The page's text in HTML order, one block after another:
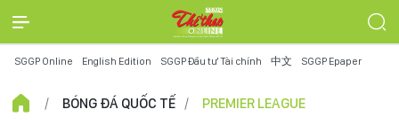
SGGP Online English Edition SGGP Đầu tư Tài chính 中文 SGGP Epaper
BÓNG ĐÁ QUỐC TẾ PREMIER LEAGUE